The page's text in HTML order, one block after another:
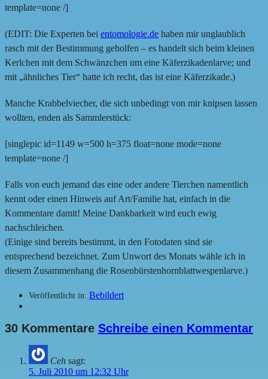
template=none /]
(EDIT: Die Experten bei entomologie.de haben mir unglaublich
rasch mit der Bestimmung geholfen – es handelt sich beim kleinen
Kerlchen mit dem Schwänzchen um eine Käferzikadenlarve; und
mit „ähnliches Tier“ hatte ich recht, das ist eine Käferzikade.)
Manche Krabbelviecher, die sich unbedingt von mir knipsen lassen
wollten, enden als Sammlerstück:
[singlepic id=1149 w=500 h=375 float=none mode=none
template=none /]
Falls von euch jemand das eine oder andere Tierchen namentlich
kennt oder einen Hinweis auf Art/Familie hat, einfach in die
Kommentare damit! Meine Dankbarkeit wird euch ewig
nachschleichen.
(Einige sind bereits bestimmt, in den Fotodaten sind sie
entsprechend bezeichnet. Zum Unwort des Monats wähle ich in
diesem Zusammenhang die Rosenbürstenhornblattwespenlarve.)
Veröffentlicht in: Bebildert
30 Kommentare Schreibe einen Kommentar
Ceh sagt:
5. Juli 2010 um 12:32 Uhr